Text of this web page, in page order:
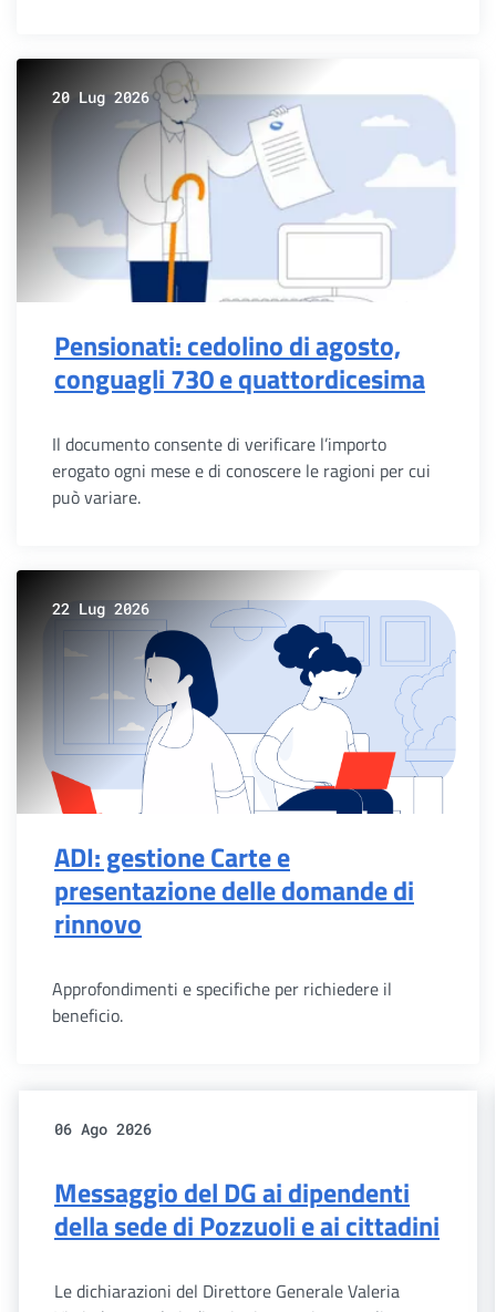
20 Lug 2026
Pensionati: cedolino di agosto,
conguagli 730 e quattordicesima
Il documento consente di verificare l’importo
erogato ogni mese e di conoscere le ragioni per cui
può variare.
22 Lug 2026
ADI: gestione Carte e
presentazione delle domande di
rinnovo
Approfondimenti e specifiche per richiedere il
beneficio.
06 Ago 2026
Messaggio del DG ai dipendenti
della sede di Pozzuoli e ai cittadini
Le dichiarazioni del Direttore Generale Valeria